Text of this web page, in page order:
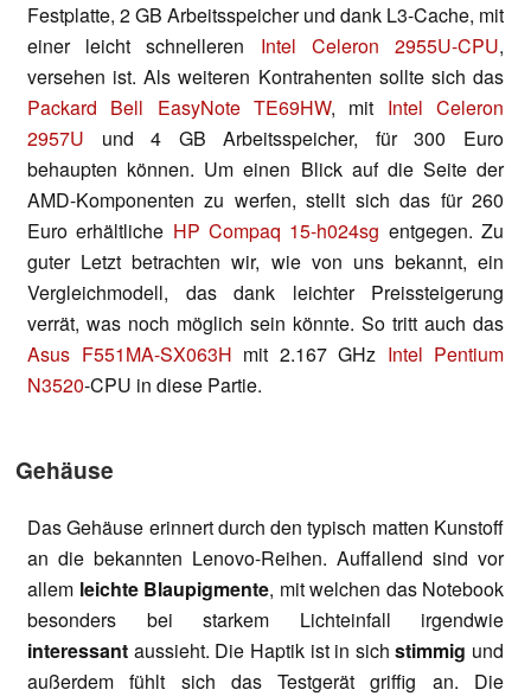
Festplatte, 2 GB Arbeitsspeicher und dank L3-Cache, mit
einer leicht schnelleren Intel Celeron 2955U-CPU,
versehen ist. Als weiteren Kontrahenten sollte sich das
Packard Bell EasyNote TE69HW, mit Intel Celeron
2957U und 4 GB Arbeitsspeicher, für 300 Euro
behaupten können. Um einen Blick auf die Seite der
AMD-Komponenten zu werfen, stellt sich das für 260
Euro erhältliche HP Compaq 15-h024sg entgegen. Zu
guter Letzt betrachten wir, wie von uns bekannt, ein
Vergleichmodell, das dank leichter Preissteigerung
verrät, was noch möglich sein könnte. So tritt auch das
Asus F551MA-SX063H mit 2.167 GHz Intel Pentium
N3520-CPU in diese Partie.
Gehäuse
Das Gehäuse erinnert durch den typisch matten Kunstoff
an die bekannten Lenovo-Reihen. Auffallend sind vor
allem leichte Blaupigmente, mit welchen das Notebook
besonders bei starkem Lichteinfall irgendwie
interessant aussieht. Die Haptik ist in sichstimmig und
außerdem fühlt sich das Testgerät griffig an. Die